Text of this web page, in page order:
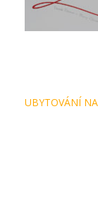
Navigace
UBYTOVÁNÍ